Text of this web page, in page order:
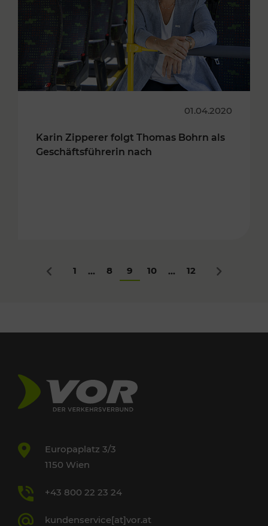
01.04.2020
Karin Zipperer folgt Thomas Bohrn als
Geschäftsführerin nach
Zurück
1 ... 8 9 10 ... 12 Nächstes
Europaplatz 3/3
1150 Wien
+43 800 22 23 24
kundenservice[at]vor.at